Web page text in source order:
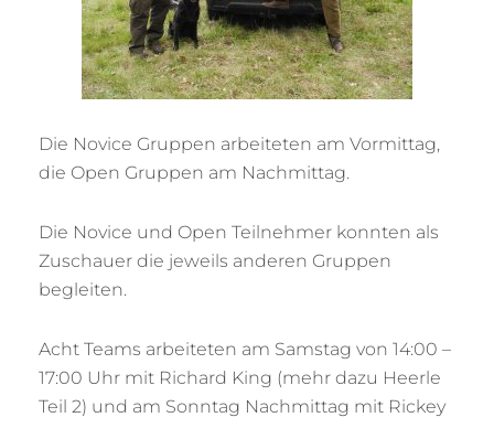
Die Novice Gruppen arbeiteten am Vormittag,
die Open Gruppen am Nachmittag.
Die Novice und Open Teilnehmer konnten als
Zuschauer die jeweils anderen Gruppen
begleiten.
Acht Teams arbeiteten am Samstag von 14:00 –
17:00 Uhr mit Richard King (mehr dazu Heerle
Teil 2) und am Sonntag Nachmittag mit Rickey